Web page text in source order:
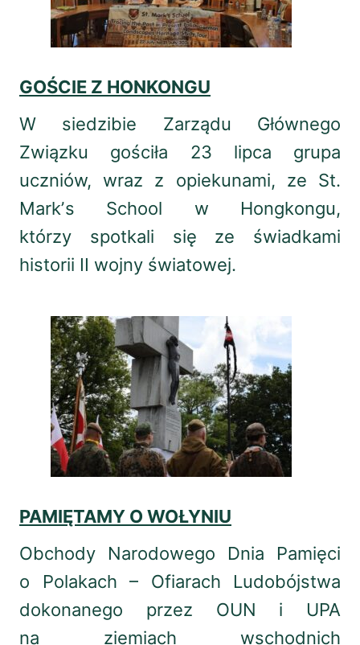
GOŚCIE Z HONKONGU
W siedzibie Zarządu Głównego
Związku gościła 23 lipca grupa
uczniów, wraz z opiekunami, ze St.
Markʼs School w Hongkongu,
którzy spotkali się ze świadkami
historii II wojny światowej.
PAMIĘTAMY O WOŁYNIU
Obchody Narodowego Dnia Pamięci
o Polakach – Ofiarach Ludobójstwa
dokonanego przez OUN i UPA
na ziemiach wschodnich